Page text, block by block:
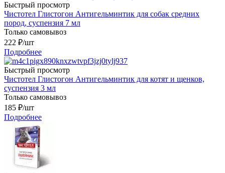
Быстрый просмотр
Чистотел Глистогон Антигельминтик для собак средних
пород, суспензия 7 мл
Только самовывоз
222 ₽/шт
Подробнее
Быстрый просмотр
Чистотел Глистогон Антигельминтик для котят и щенков,
суспензия 3 мл
Только самовывоз
185 ₽/шт
Подробнее